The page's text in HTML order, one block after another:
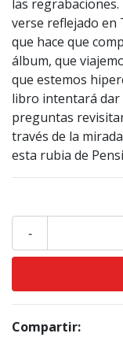
las
verse reflejado en
que hace que
álbum, que
que estemos
libro intentará dar
preguntas
través de la
esta rubia de
-
Compartir: